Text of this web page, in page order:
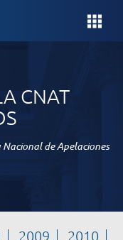
CNAT
de Apelaciones
2009
2010